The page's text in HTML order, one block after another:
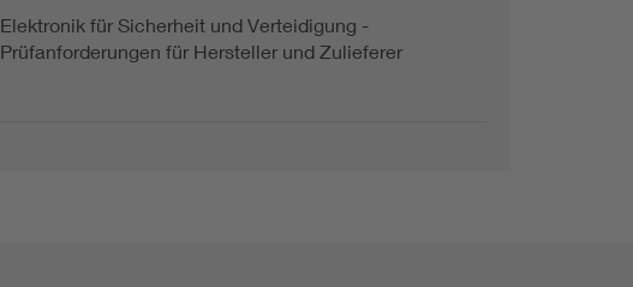
Elektronik für Sicherheit und Verteidigung -
Prüfanforderungen für Hersteller und Zulieferer